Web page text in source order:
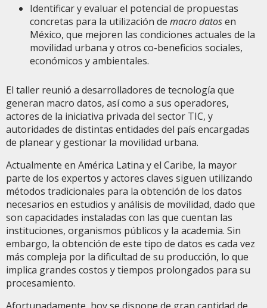
Identificar y evaluar el potencial de propuestas
concretas para la utilización de macro datosen
México, que mejoren las condiciones actuales de la
movilidad urbana y otros co-beneficios sociales,
económicos y ambientales.
El taller reunió a desarrolladores de tecnología que
generan macro datos, así como a sus operadores,
actores de la iniciativa privada del sector TIC, y
autoridades de distintas entidades del país encargadas
de planear y gestionar la movilidad urbana.
Actualmente en América Latina y el Caribe, la mayor
parte de los expertos y actores claves siguen utilizando
métodos tradicionales para la obtención de los datos
necesarios en estudios y análisis de movilidad, dado que
son capacidades instaladas con las que cuentan las
instituciones, organismos públicos y la academia. Sin
embargo, la obtención de este tipo de datos es cada vez
más compleja por la dificultad de su producción, lo que
implica grandes costos y tiempos prolongados para su
procesamiento.